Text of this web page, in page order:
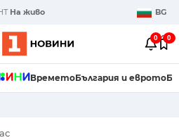
На живо BG
0 0
ВреметоБългария и еврото